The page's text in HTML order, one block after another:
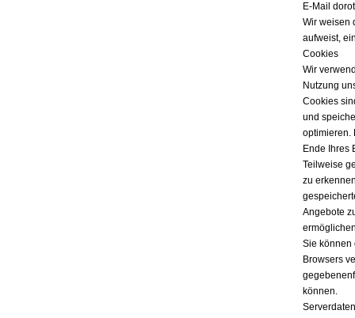
E-Mail
Wir weisen
aufweist,
Cookies
Wir
Nutzung
Cookies
und
optimieren.
Ende Ihres
Teilweise
zu
Angebote
Sie können
Browsers
können.
Serverdaten